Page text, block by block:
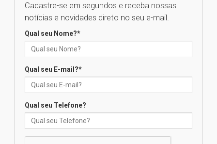
Seminário discute desafios
das novas tecnologias em
calouros do segundo semestre
Brasília prepara seus
Cadastre-se em segundos e receba nossas
notícias e novidades direto no seu e-mail.
Qual seu Nome?*
Qual seu E-mail?*
Qual seu Telefone?